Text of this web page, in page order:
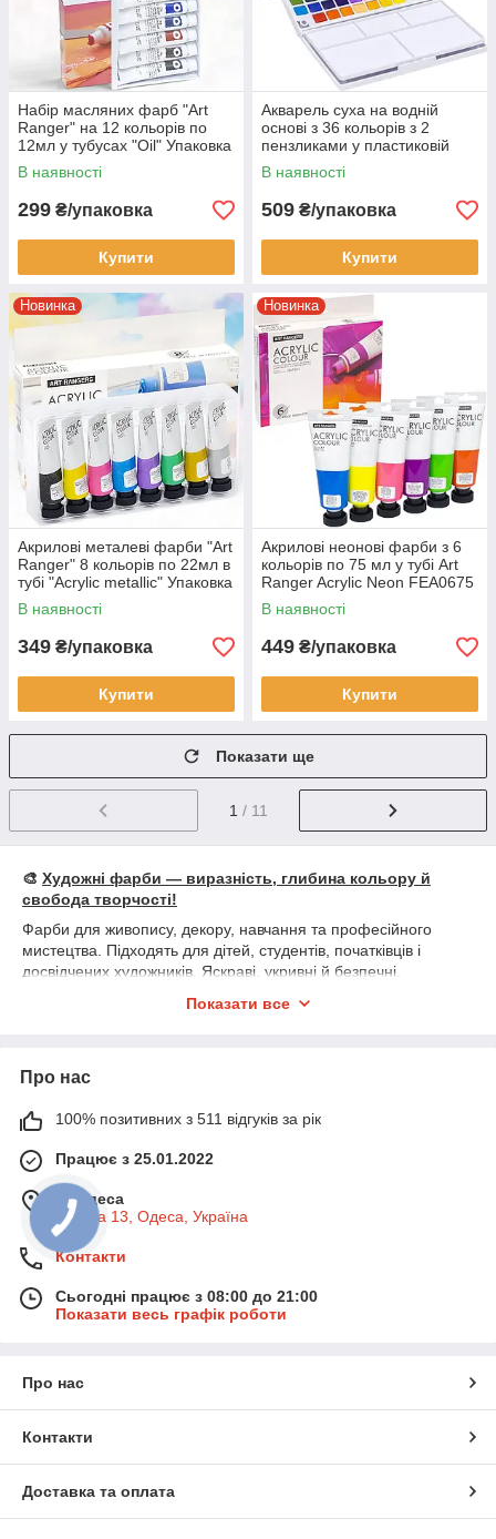
Набір масляних фарб "Art
Ranger" на 12 кольорів по
12мл у тубусах "Oil" Упаковка
12 шт.
В наявності
299 ₴/упаковка
Купити
Акварель суха на водній
основі з 36 кольорів з 2
пензликами у пластиковій
упаковці SDW36 в упаковці 1
шт.
В наявності
509 ₴/упаковка
Купити
Новинка
Акрилові металеві фарби "Art
Ranger" 8 кольорів по 22мл в
тубі "Acryliс metallic" Упаковка
8 шт.
В наявності
349 ₴/упаковка
Купити
Новинка
Акрилові неонові фарби з 6
кольорів по 75 мл у тубі Art
Ranger Acryliс Neon FEA0675
у коробці
В наявності
449 ₴/упаковка
Купити
Показати ще
1 / 11
🎨 Художні фарби — виразність, глибина кольору й
свобода творчості!
Фарби для живопису, декору, навчання та професійного
мистецтва. Підходять для дітей, студентів, початківців і
досвідчених художників. Яскраві, укривні й безпечні.
• 🖼 Акрил — універсальний, швидко сохне, тримається на
• 🖋 Олійні фарби — для живопису, з глибокими пігментами
• ✍️ Темперні та пастозні фарби — для деталізованого
письма
• 📦 Набори та окремі тюбики — від 6 до 48 кольорів
• 🛡 Нетоксичний склад — безпечно для дітей
• 📏 Для паперу, полотна, дерева, тканини й картону
• 🎁 Ідеальний вибір для школи, студії, творчості та подарунку
🏁
Показати все
Про нас
100% позитивних з 511 відгуків за рік
Працює з 25.01.2022
м. Одеса
Базова 13, Одеса, Україна
Контакти
Сьогодні працює з 08:00 до 21:00
Показати весь графік роботи
Про нас
Контакти
Доставка та оплата